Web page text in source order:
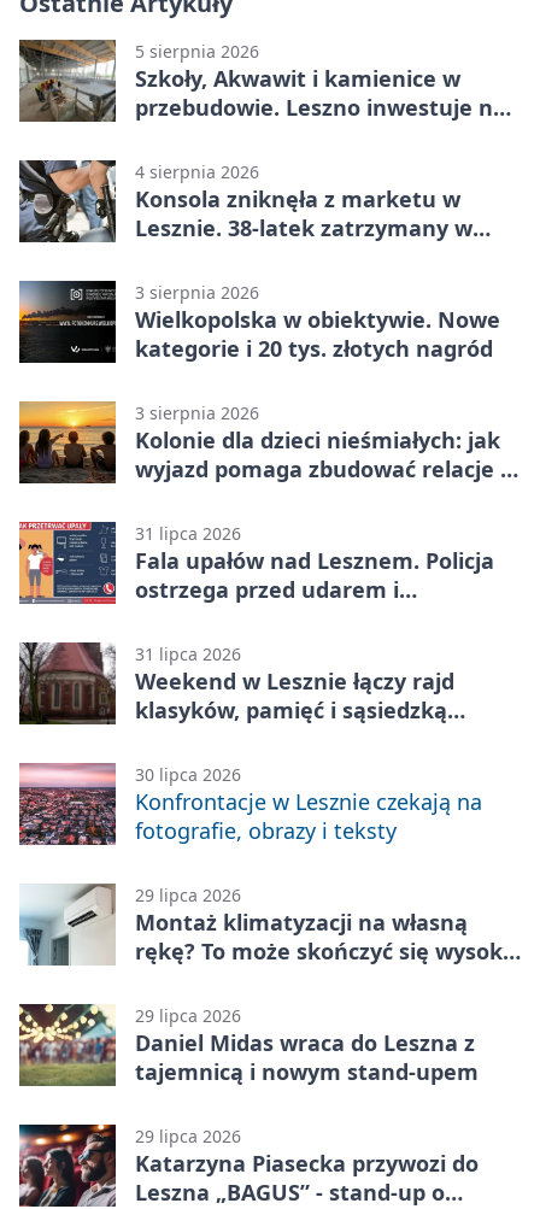
5 sierpnia 2026
Szkoły, Akwawit i kamienice w
przebudowie. Leszno inwestuje na
4 sierpnia 2026
Konsola zniknęła z marketu w
Lesznie. 38-latek zatrzymany w
3 sierpnia 2026
Wielkopolska w obiektywie. Nowe
kategorie i 20 tys. złotych nagród
3 sierpnia 2026
Kolonie dla dzieci nieśmiałych: jak
wyjazd pomaga zbudować relacje z
31 lipca 2026
Fala upałów nad Lesznem. Policja
ostrzega przed udarem i
31 lipca 2026
Weekend w Lesznie łączy rajd
klasyków, pamięć i sąsiedzką
30 lipca 2026
Konfrontacje w Lesznie czekają na
fotografie, obrazy i teksty
29 lipca 2026
Montaż klimatyzacji na własną
rękę? To może skończyć się wysoką
29 lipca 2026
Daniel Midas wraca do Leszna z
tajemnicą i nowym stand-upem
29 lipca 2026
Katarzyna Piasecka przywozi do
Leszna „BAGUS” - stand-up o